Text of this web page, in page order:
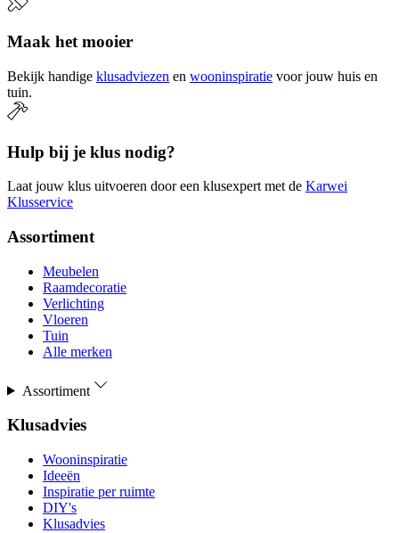
Maak het mooier
Bekijk handige klusadviezen en wooninspiratie voor jouw huis en
tuin.
Hulp bij je klus nodig?
Laat jouw klus uitvoeren door een klusexpert met de Karwei
Klusservice
Assortiment
Meubelen
Raamdecoratie
Verlichting
Vloeren
Tuin
Alle merken
Assortiment
Klusadvies
Wooninspiratie
Ideeën
Inspiratie per ruimte
DIY's
Klusadvies